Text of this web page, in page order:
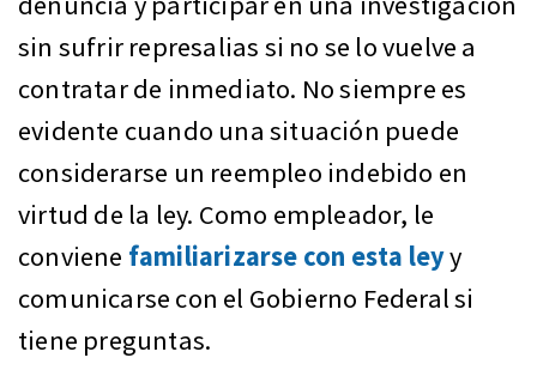
sin sufrir represalias si no se lo vuelve a
contratar de inmediato. No siempre es
evidente cuando una situación puede
considerarse un reempleo indebido en
virtud de la ley. Como empleador, le
conviene familiarizarse con esta leyy
comunicarse con el Gobierno Federal si
tiene preguntas.